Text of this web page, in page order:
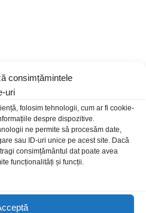
consimțămintele
uri
folosim tehnologii, cum ar fi cookie-
despre dispozitive.
ne permite să procesăm date,
sau ID-uri unice pe acest site. Dacă
consimțământul dat poate avea
funcționalități și funcții.